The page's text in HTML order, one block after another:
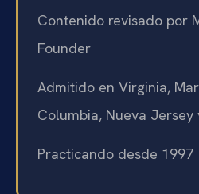
Contenido revisado por
Founder
Admitido en Virginia,
Columbia, Nueva Jersey
Practicando desde 1997